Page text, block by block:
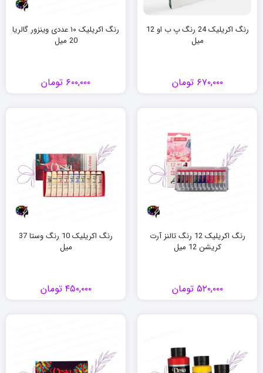
رنگ اکریلیک 24 رنگ پ ب او 12
میل
۶۷۰,۰۰۰ تومان
رنگ اکریلیک ۱۰ عددی وینزور گالریا
20 میل
۶۰۰,۰۰۰ تومان
رنگ اکریلیک 12 رنگ تالنز آرت
کریشن 12 میل
۵۲۰,۰۰۰ تومان
رنگ اکریلیک 10 رنگ وستا 37
میل
۴۵۰,۰۰۰ تومان